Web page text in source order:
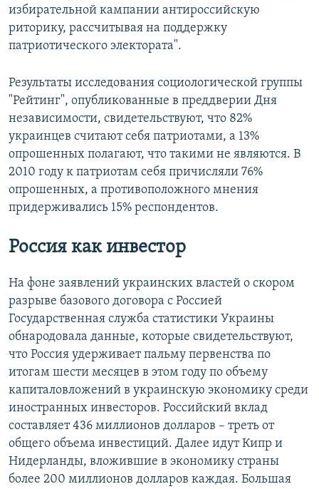
избирательной кампании антироссийскую
риторику, рассчитывая на поддержку
патриотического электората".
Результаты исследования социологической группы
"Рейтинг", опубликованные в преддверии Дня
независимости, свидетельствуют, что 82%
украинцев считают себя патриотами, а 13%
опрошенных полагают, что такими не являются. В
2010 году к патриотам себя причисляли 76%
опрошенных, а противоположного мнения
придерживались 15% респондентов.
Россия как инвестор
На фоне заявлений украинских властей о скором
разрыве базового договора с Россией
Государственная служба статистики Украины
обнародовала данные, которые свидетельствуют,
что Россия удерживает пальму первенства по
итогам шести месяцев в этом году по объему
капиталовложений в украинскую экономику среди
иностранных инвесторов. Российский вклад
составляет 436 миллионов долларов – треть от
общего объема инвестиций. Далее идут Кипр и
Нидерланды, вложившие в экономику страны
более 200 миллионов долларов каждая. Большая